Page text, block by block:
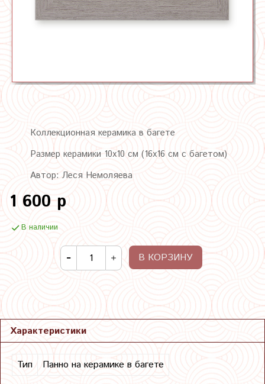
Коллекционная керамика в багете
Размер керамики 10х10 см (16х16 см с багетом)
Автор: Леся Немоляева
1 600 р
В наличии
В КОРЗИНУ
Характеристики
Тип Панно на керамике в багете